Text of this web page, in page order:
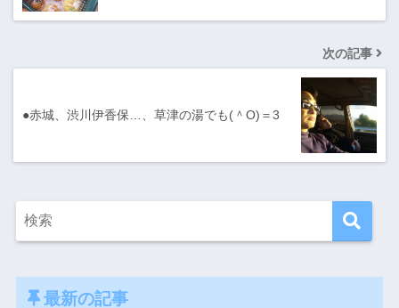
次の記事
●赤城、渋川伊香保…、草津の湯でも(＾O)＝3
最新の記事